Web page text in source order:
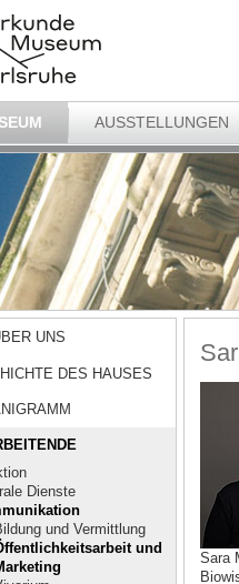
AUSSTELLUNGEN
UNS
DES HAUSES
Dienste
und Vermittlung
und
Sara